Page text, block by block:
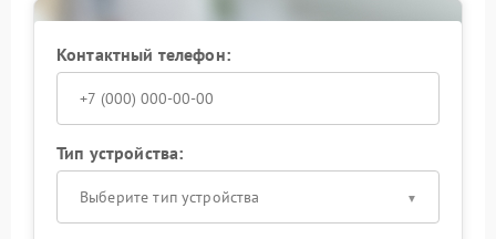
Контактный телефон:
Тип устройства:
Выберите тип устройства